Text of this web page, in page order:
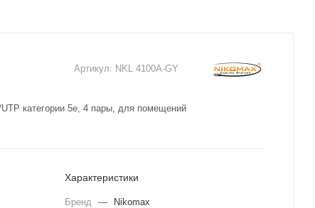
Артикул: NKL 4100A-GY
категории 5е, 4 пары, для помещений
Характеристики
Бренд —
Nikomax